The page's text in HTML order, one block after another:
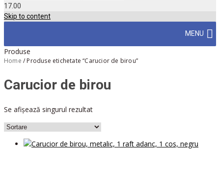
17.00
Skip to content
MENU
Produse
Home / Produse etichetate “Carucior de birou”
Carucior de birou
Se afișează singurul rezultat